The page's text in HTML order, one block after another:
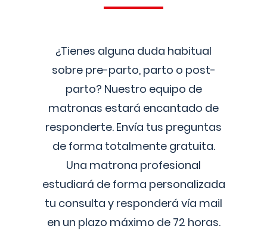
¿Tienes alguna duda habitual
sobre pre-parto, parto o post-
parto? Nuestro equipo de
matronas estará encantado de
responderte. Envía tus preguntas
de forma totalmente gratuita.
Una matrona profesional
estudiará de forma personalizada
tu consulta y responderá vía mail
en un plazo máximo de 72 horas.